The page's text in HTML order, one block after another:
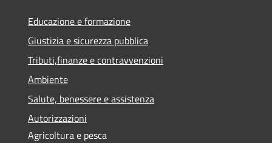
Educazione e formazione
Giustizia e sicurezza pubblica
Tributi,finanze e contravvenzioni
Ambiente
Salute, benessere e assistenza
Autorizzazioni
Agricoltura e pesca